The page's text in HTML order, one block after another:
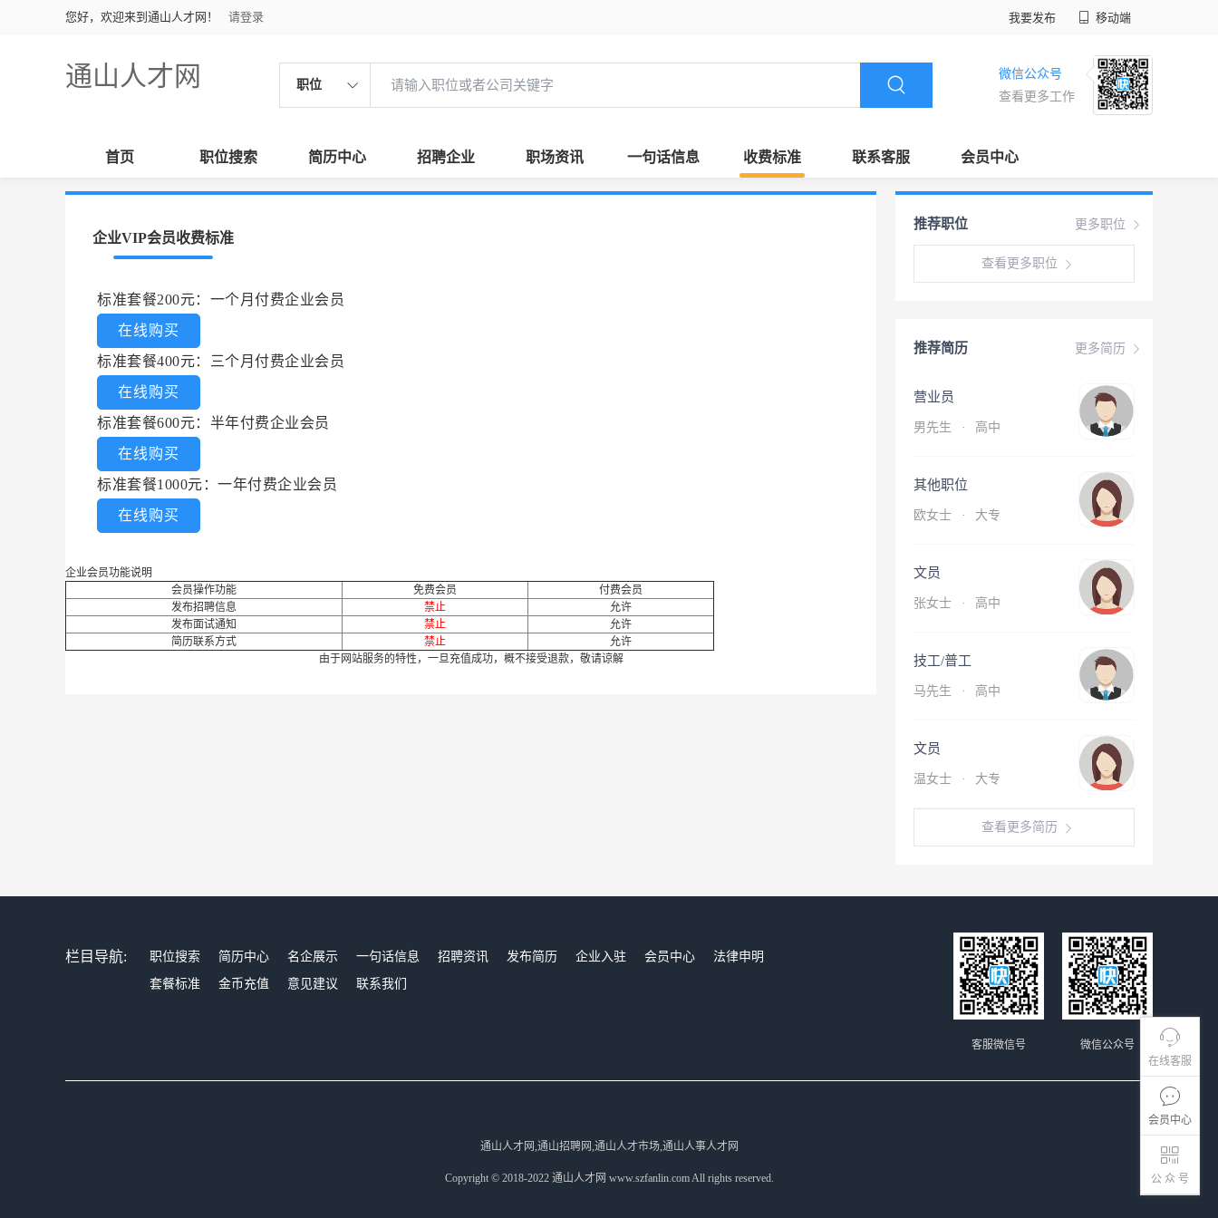
您好，欢迎来到通山人才网！ 请登录 我要发布 移动端
通山人才网 职位
微信公众号
查看更多工作
首页 职位搜索 简历中心 招聘企业 职场资讯 一句话信息 收费标准 联系客服 会员中心
在线客服
会员中心
公 众 号
企业VIP会员收费标准
标准套餐200元：一个月付费企业会员
在线购买
标准套餐400元：三个月付费企业会员
在线购买
标准套餐600元：半年付费企业会员
在线购买
标准套餐1000元：一年付费企业会员
在线购买
企业会员功能说明
会员操作功能
免费会员
付费会员
发布招聘信息
禁止
允许
发布面试通知
禁止
允许
简历联系方式
禁止
允许
由于网站服务的特性，一旦充值成功，概不接受退款，敬请谅解
更多职位
推荐职位
查看更多职位
更多简历
推荐简历
营业员
男先生 · 高中
其他职位
欧女士 · 大专
文员
张女士 · 高中
技工/普工
马先生 · 高中
文员
温女士 · 大专
查看更多简历
栏目导航: 职位搜索 简历中心 名企展示 一句话信息 招聘资讯 发布简历 企业入驻 会员中心
法律申明
套餐标准
金币充值 意见建议 联系我们
微信公众号
客服微信号
通山人才网,通山招聘网,通山人才市场,通山人事人才网
Copyright © 2018-2022 通山人才网 www.szfanlin.com All rights reserved.